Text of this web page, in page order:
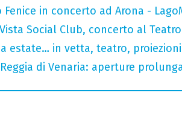
Fenice in concerto ad Arona -
Social Club, concerto al
estate… in vetta, teatro,
di Venaria: aperture